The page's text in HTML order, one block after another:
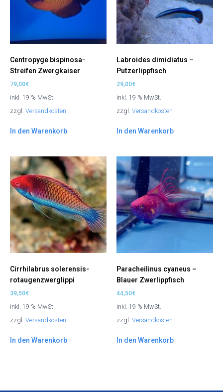
Centropyge bispinosa-
Streifen Zwergkaiser
79,00€
inkl. 19 % MwSt.
zzgl. Versandkosten
In den Warenkorb
Labroides dimidiatus –
Putzerlippfisch
29,00€
inkl. 19 % MwSt.
zzgl. Versandkosten
In den Warenkorb
Cirrhilabrus solerensis-
rotaugenzwerglippi
39,50€
inkl. 19 % MwSt.
zzgl. Versandkosten
In den Warenkorb
Paracheilinus cyaneus –
Blauer Zwerlippfisch
44,50€
inkl. 19 % MwSt.
zzgl. Versandkosten
In den Warenkorb